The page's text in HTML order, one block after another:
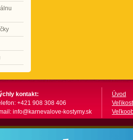
kontakt:
+421 908 308 406
info@karnevalove-kostymy.sk
Úvod